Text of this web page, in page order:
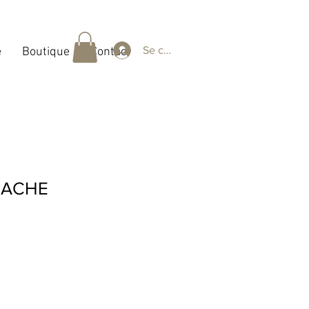
Boutique Contact Se connecter